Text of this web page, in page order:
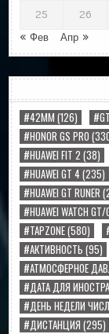
25
26
« Фев
Апр »
#42MM (126)
#HONOR GS PRO
#HUAWEI FIT 2 (38)
#HUAWEI GT 4(235)
#HUAWEI GT RUNER
#HUAWEI WATCH
#TAPZONE(580)
#АКТИВНОСТЬ (95)
#АТМОСФЕРНОЕ
#ДАТА ДЛЯ
#ДЕНЬ НЕДЕЛИ
#ДИСТАНЦИЯ (295)